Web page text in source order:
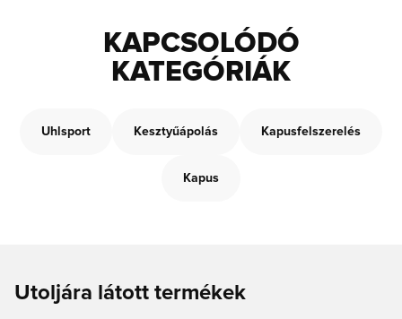
KAPCSOLÓDÓ
KATEGÓRIÁK
Uhlsport Kesztyűápolás Kapusfelszerelés
Kapus
Utoljára látott termékek